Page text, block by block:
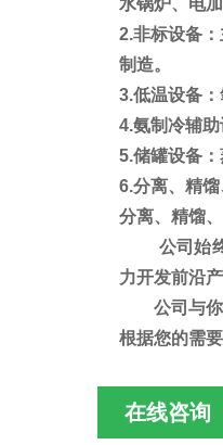
水锅炉、电
2.非标设备
制造。
3.低温设备
4.氨制冷辅
5.储罐设备
6.分离、精
分离、精馏
公司始
力开发前沿
公司 与
根据您的需
在线咨询